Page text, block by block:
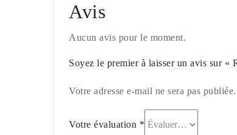
Avis
Aucun avis pour le moment.
Soyez le premier à laisser un avis sur
Votre adresse e-mail ne sera pas
Votre évaluation *